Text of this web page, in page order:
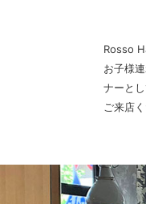
Rosso
お子様
ナーと
ご来店